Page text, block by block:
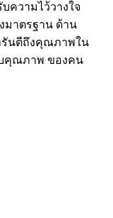
ความไว้วางใจ
มาตรฐาน ด้าน
รันตีถึงคุณภาพใน
คุณภาพ ของคน